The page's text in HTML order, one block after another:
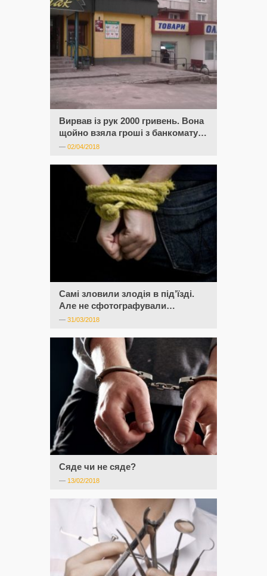
Вирвав із рук 2000 гривень. Вона
щойно взяла гроші з банкомату…
— 02/04/2018
Самі зловили злодія в під’їзді.
Але не сфотографували…
— 31/03/2018
Сяде чи не сяде?
— 13/02/2018